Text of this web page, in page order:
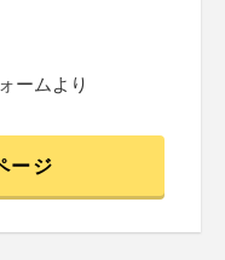
ームより
ージ